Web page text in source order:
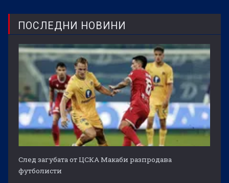
ПОСЛЕДНИ НОВИНИ
След загубата от ЦСКА Макаби разпродава
футболисти